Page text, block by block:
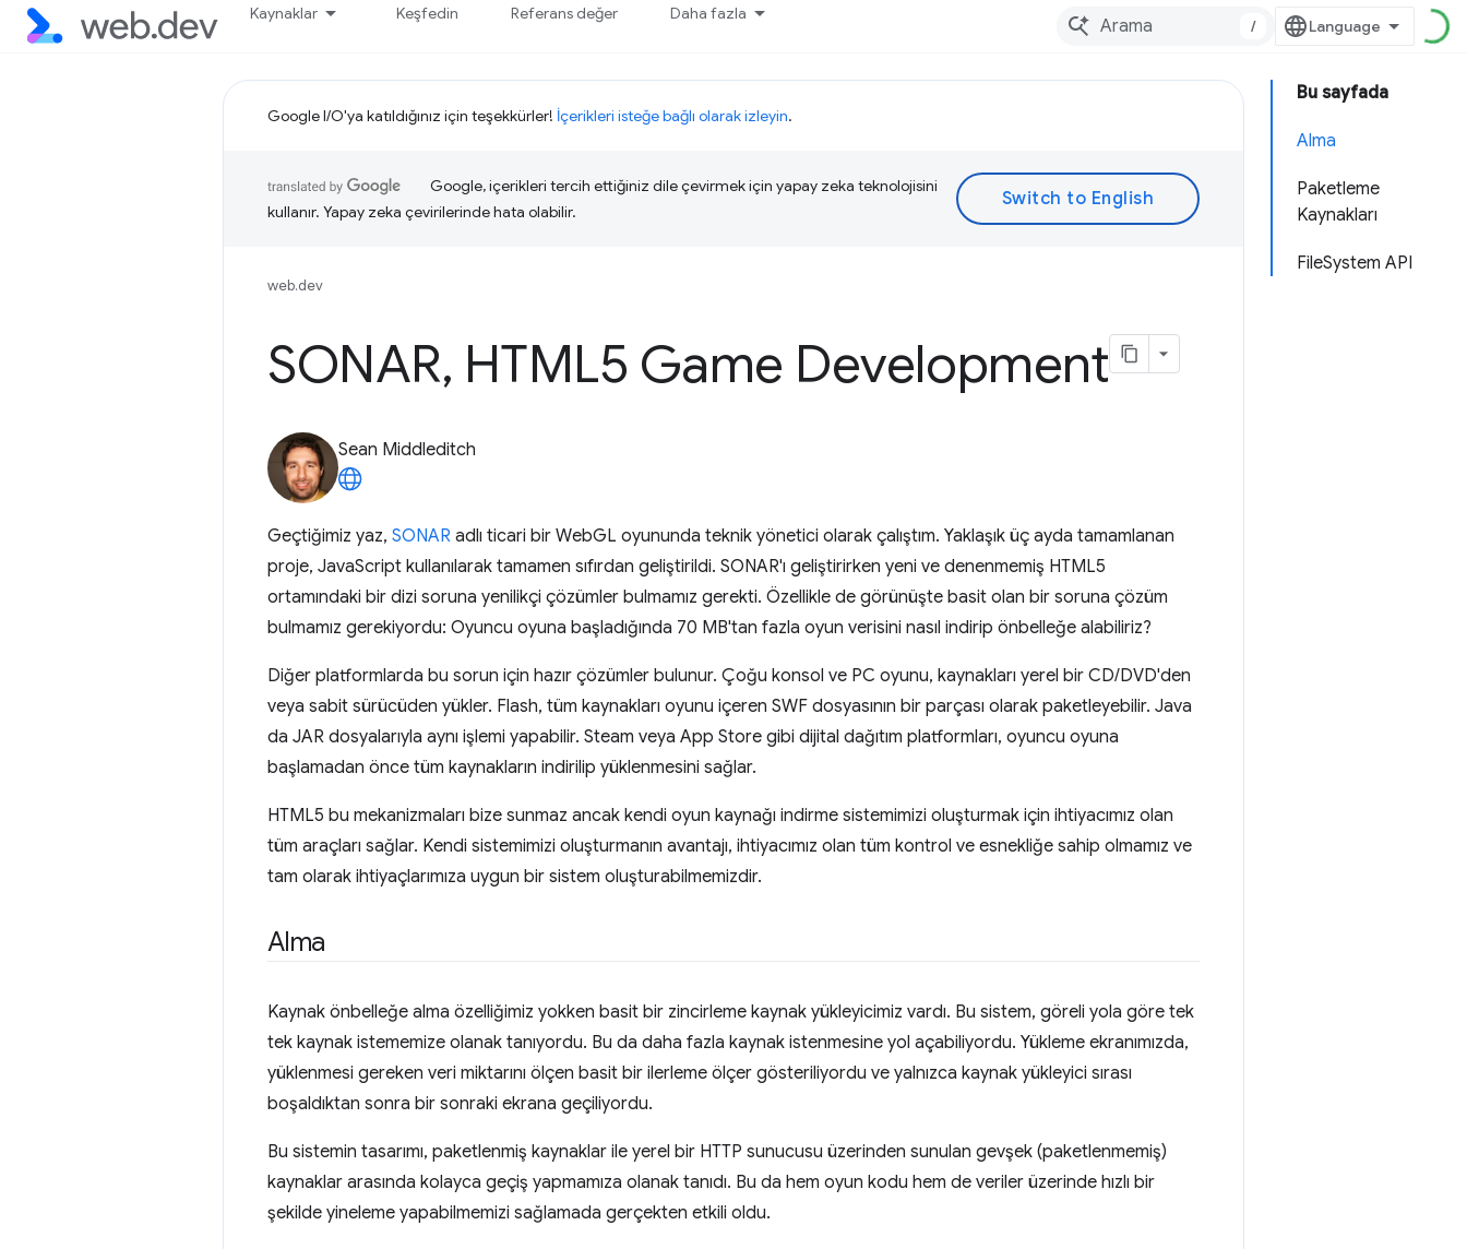
Kaynaklar Keşfedin Referans değer Daha fazla
/
Bu sayfada
Alma
Paketleme
Kaynakları
FileSystem API
Google I/O'ya katıldığınız için teşekkürler! İçerikleri isteğe bağlı olarak izleyin.
Google, içerikleri tercih ettiğiniz dile çevirmek için yapay zeka teknolojisini
kullanır. Yapay zeka çevirilerinde hata olabilir.
web.dev
SONAR, HTML5 Game Development
Sean Middleditch
Geçtiğimiz yaz, SONAR adlı ticari bir WebGL oyununda teknik yönetici olarak çalıştım. Yaklaşık üç ayda tamamlanan
proje, JavaScript kullanılarak tamamen sıfırdan geliştirildi. SONAR'ı geliştirirken yeni ve denenmemiş HTML5
ortamındaki bir dizi soruna yenilikçi çözümler bulmamız gerekti. Özellikle de görünüşte basit olan bir soruna çözüm
bulmamız gerekiyordu: Oyuncu oyuna başladığında 70 MB'tan fazla oyun verisini nasıl indirip önbelleğe alabiliriz?
Diğer platformlarda bu sorun için hazır çözümler bulunur. Çoğu konsol ve PC oyunu, kaynakları yerel bir CD/DVD'den
veya sabit sürücüden yükler. Flash, tüm kaynakları oyunu içeren SWF dosyasının bir parçası olarak paketleyebilir. Java
da JAR dosyalarıyla aynı işlemi yapabilir. Steam veya App Store gibi dijital dağıtım platformları, oyuncu oyuna
başlamadan önce tüm kaynakların indirilip yüklenmesini sağlar.
HTML5 bu mekanizmaları bize sunmaz ancak kendi oyun kaynağı indirme sistemimizi oluşturmak için ihtiyacımız olan
tüm araçları sağlar. Kendi sistemimizi oluşturmanın avantajı, ihtiyacımız olan tüm kontrol ve esnekliğe sahip olmamız ve
tam olarak ihtiyaçlarımıza uygun bir sistem oluşturabilmemizdir.
Alma
Kaynak önbelleğe alma özelliğimiz yokken basit bir zincirleme kaynak yükleyicimiz vardı. Bu sistem, göreli yola göre tek
tek kaynak istememize olanak tanıyordu. Bu da daha fazla kaynak istenmesine yol açabiliyordu. Yükleme ekranımızda,
yüklenmesi gereken veri miktarını ölçen basit bir ilerleme ölçer gösteriliyordu ve yalnızca kaynak yükleyici sırası
boşaldıktan sonra bir sonraki ekrana geçiliyordu.
Bu sistemin tasarımı, paketlenmiş kaynaklar ile yerel bir HTTP sunucusu üzerinden sunulan gevşek (paketlenmemiş)
kaynaklar arasında kolayca geçiş yapmamıza olanak tanıdı. Bu da hem oyun kodu hem de veriler üzerinde hızlı bir
şekilde yineleme yapabilmemizi sağlamada gerçekten etkili oldu.